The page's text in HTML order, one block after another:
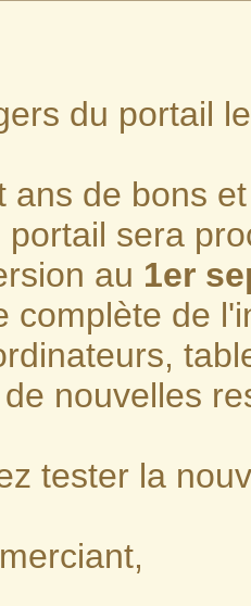
du portail
ans de bons
portail sera
au 1er
complète de
nouvelles
tester la